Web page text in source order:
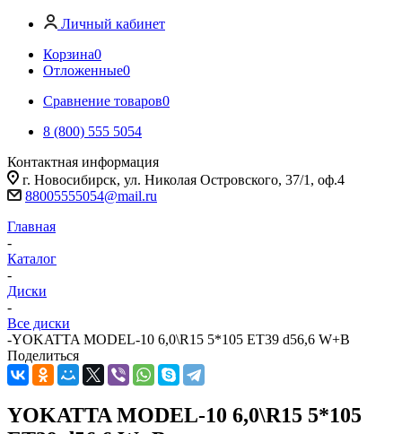
Личный кабинет
Корзина0
Отложенные0
Сравнение товаров0
8 (800) 555 5054
Контактная информация
г. Новосибирск, ул. Николая Островского, 37/1, оф.4
88005555054@mail.ru
Главная
-
Каталог
-
Диски
-
Все диски
-YOKATTA MODEL-10 6,0\R15 5*105 ET39 d56,6 W+B
Поделиться
YOKATTA MODEL-10 6,0\R15 5*105